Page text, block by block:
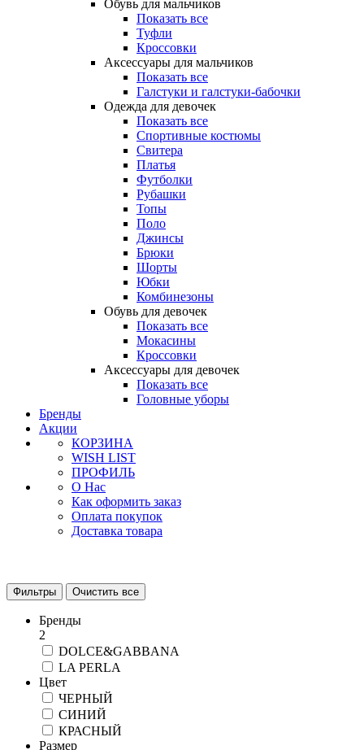
Обувь для мальчиков
Показать все
Туфли
Кроссовки
Аксессуары для мальчиков
Показать все
Галстуки и галстуки-бабочки
Одежда для девочек
Показать все
Спортивные костюмы
Свитера
Платья
Футболки
Рубашки
Топы
Поло
Джинсы
Брюки
Шорты
Юбки
Комбинезоны
Обувь для девочек
Показать все
Мокасины
Кроссовки
Аксессуары для девочек
Показать все
Головные уборы
Бренды
Акции
КОРЗИНА
WISH LIST
ПРОФИЛЬ
О Нас
Как оформить заказ
Оплата покупок
Доставка товара
Фильтры Очистить все
Бренды
2
DOLCE&GABBANA
LA PERLA
Цвет
ЧЕРНЫЙ
СИНИЙ
КРАСНЫЙ
Размер